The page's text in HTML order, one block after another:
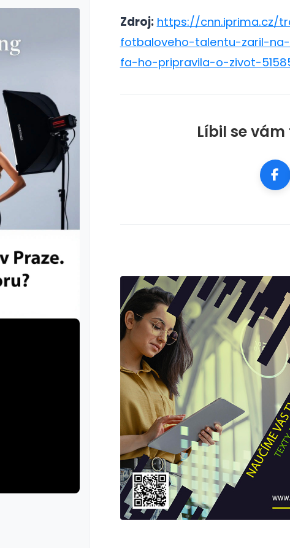
galerie:
Zdroj: https://cnn.iprima.cz/
fotbaloveho-talentu-zaril-
fa-ho-pripravila-o-zivot-
Líbil se